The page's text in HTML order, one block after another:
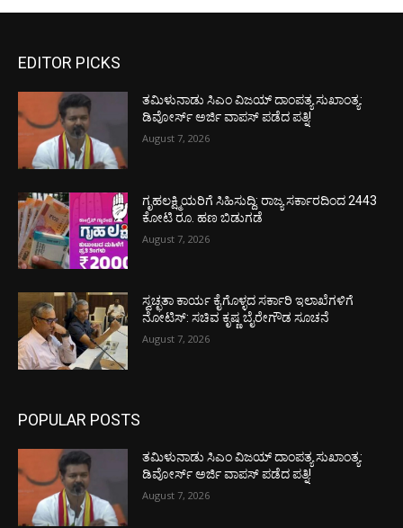
EDITOR PICKS
ತಮಿಳುನಾಡು ಸಿಎಂ ವಿಜಯ್‌ ದಾಂಪತ್ಯ ಸುಖಾಂತ್ಯ:
ಡಿವೋರ್ಸ್‌ ಅರ್ಜಿ ವಾಪಸ್‌ ಪಡೆದ ಪತ್ನಿ!
August 7, 2026
ಗೃಹಲಕ್ಷ್ಮಿಯರಿಗೆ ಸಿಹಿಸುದ್ದಿ: ರಾಜ್ಯ ಸರ್ಕಾರದಿಂದ 2443
ಕೋಟಿ ರೂ. ಹಣ ಬಿಡುಗಡೆ
August 7, 2026
ಸ್ವಚ್ಛತಾ ಕಾರ್ಯ ಕೈಗೊಳ್ಳದ ಸರ್ಕಾರಿ ಇಲಾಖೆಗಳಿಗೆ
ನೋಟಿಸ್: ಸಚಿವ ಕೃಷ್ಣ ಬೈರೇಗೌಡ ಸೂಚನೆ
August 7, 2026
POPULAR POSTS
ತಮಿಳುನಾಡು ಸಿಎಂ ವಿಜಯ್‌ ದಾಂಪತ್ಯ ಸುಖಾಂತ್ಯ:
ಡಿವೋರ್ಸ್‌ ಅರ್ಜಿ ವಾಪಸ್‌ ಪಡೆದ ಪತ್ನಿ!
August 7, 2026